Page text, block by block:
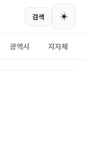
검색 ☀️
광역시 지자체